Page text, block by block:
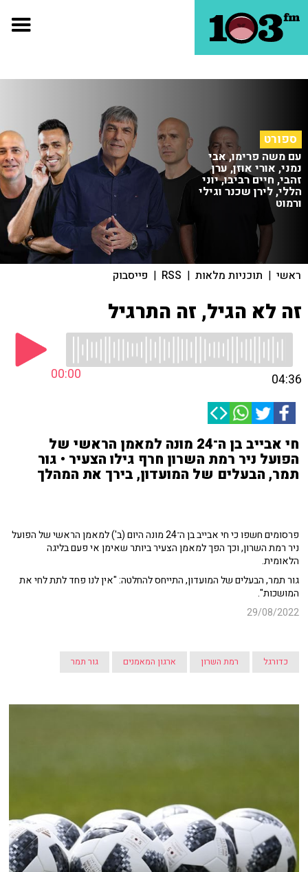
ספורט
עם משה פרימו, אבי
נמני, אורי אוזן, ערן
זהבי, חיים רביבו, יוני
הללי, לירן שכנר וגילי
ורמוט
ראשי | תוכניות מלאות |
RSS
| פייסבוק
זה לא הגיל, זה התרגיל
00:00 04:36
חי אבייב בן ה־24 מונה למאמן הראשי של
הפועל ניר רמת השרון חרף גילו הצעיר • גור
תמר, הבעלים של המועדון, בירך את המהלך
פרסומים חשפו כי חי אבייב בן ה־24 מונה היום (ב') למאמן הראשי של הפועל
ניר רמת השרון, וכך הפך למאמן הצעיר ביותר שאימן אי פעם בליגה
הלאומית.
גור תמר, הבעלים של המועדון, התייחס להחלטה: "אין לנו פחד לתת לחי את
המושכות".
29/08/2022
כדורגל רמת השרון ארגון המאמנים גור תמר